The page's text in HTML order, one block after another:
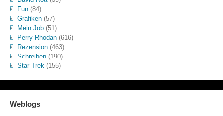
Fun(84)
Grafiken(57)
Mein Job(51)
Perry Rhodan(616)
Rezension(463)
Schreiben(190)
Star Trek(155)
Weblogs